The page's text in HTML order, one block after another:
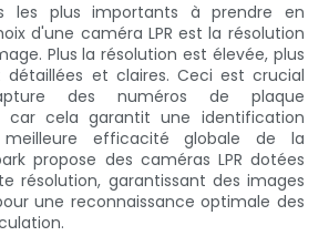
les plus importants à prendre en
d'une caméra LPR est la résolution
Plus la résolution est élevée, plus
détaillées et claires. Ceci est crucial
des numéros de plaque
car cela garantit une identification
efficacité globale de la
propose des caméras LPR dotées
résolution, garantissant des images
une reconnaissance optimale des